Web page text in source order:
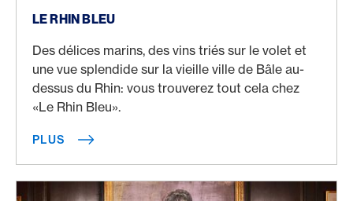
LE RHIN BLEU
Des délices marins, des vins triés sur le volet et
une vue splendide sur la vieille ville de Bâle au-
dessus du Rhin: vous trouverez tout cela chez
«Le Rhin Bleu».
PLUS